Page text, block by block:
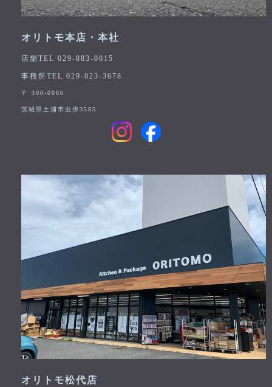
オリトモ本店・本社
店舗TEL 029-883-0015
事務所TEL 029-823-3678
〒 300-0066
茨城県土浦市虫掛3585
オリトモ松代店